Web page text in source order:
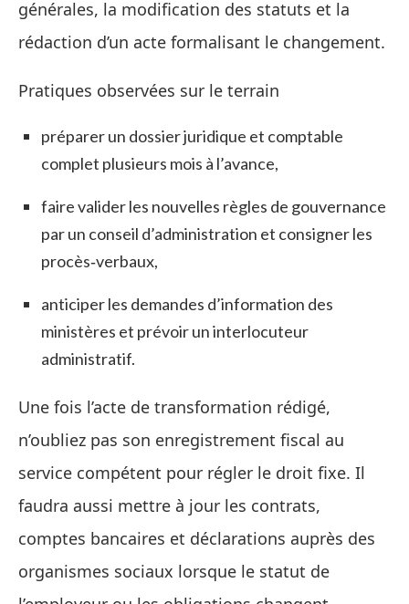
générales, la modification des statuts et la
rédaction d’un acte formalisant le changement.
Pratiques observées sur le terrain
préparer un dossier juridique et comptable
complet plusieurs mois à l’avance,
faire valider les nouvelles règles de gouvernance
par un conseil d’administration et consigner les
procès‑verbaux,
anticiper les demandes d’information des
ministères et prévoir un interlocuteur
administratif.
Une fois l’acte de transformation rédigé,
n’oubliez pas son enregistrement fiscal au
service compétent pour régler le droit fixe. Il
faudra aussi mettre à jour les contrats,
comptes bancaires et déclarations auprès des
organismes sociaux lorsque le statut de